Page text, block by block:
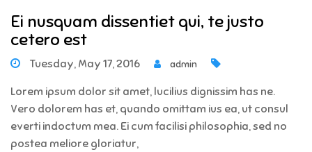
Ei nusquam dissentiet qui, te justo
cetero est
Tuesday, May 17, 2016 admin
Lorem ipsum dolor sit amet, lucilius dignissim has ne.
Vero dolorem has et, quando omittam ius ea, ut consul
everti indoctum mea. Ei cum facilisi philosophia, sed no
postea meliore gloriatur,